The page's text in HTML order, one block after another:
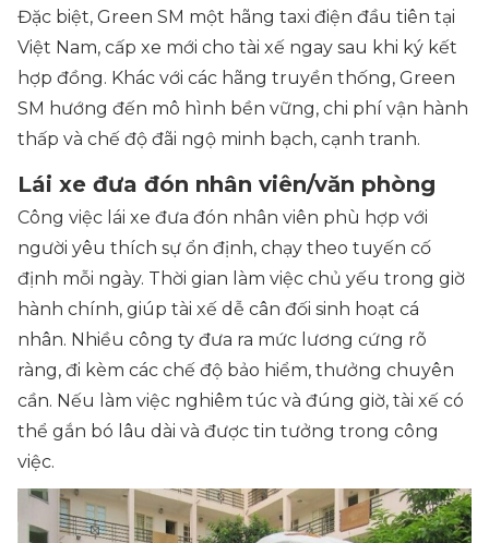
Đặc biệt, Green SM một hãng taxi điện đầu tiên tại
Việt Nam, cấp xe mới cho tài xế ngay sau khi ký kết
hợp đồng. Khác với các hãng truyền thống, Green
SM hướng đến mô hình bền vững, chi phí vận hành
thấp và chế độ đãi ngộ minh bạch, cạnh tranh.
Lái xe đưa đón nhân viên/văn phòng
Công việc lái xe đưa đón nhân viên phù hợp với
người yêu thích sự ổn định, chạy theo tuyến cố
định mỗi ngày. Thời gian làm việc chủ yếu trong giờ
hành chính, giúp tài xế dễ cân đối sinh hoạt cá
nhân. Nhiều công ty đưa ra mức lương cứng rõ
ràng, đi kèm các chế độ bảo hiểm, thưởng chuyên
cần. Nếu làm việc nghiêm túc và đúng giờ, tài xế có
thể gắn bó lâu dài và được tin tưởng trong công
việc.